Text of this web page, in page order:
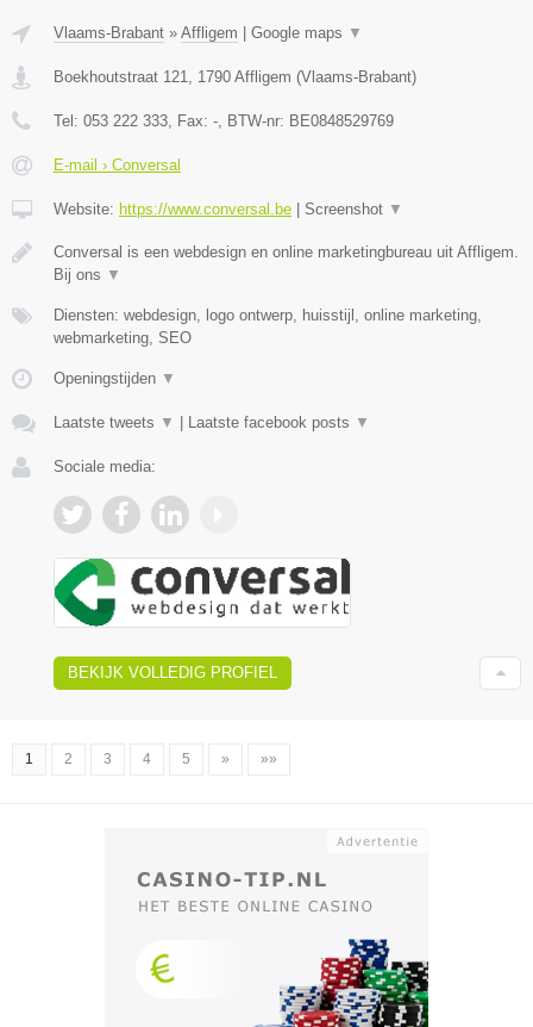
Vlaams-Brabant » Affligem Google maps ▼
Boekhoutstraat 121 1790 Affligem (Vlaams-Brabant)
Tel: 053 222 333 , Fax: - , BTW-nr: BE0848529769
E-mail › Conversal
Website: https://www.conversal.be Screenshot ▼
Conversal is een webdesign en online marketingbureau uit Affligem.
Bij ons ▼
Diensten: webdesign, logo ontwerp, huisstijl, online marketing,
webmarketing, SEO
Openingstijden ▼
Laatste tweets ▼ Laatste facebook posts ▼
Sociale media:
BEKIJK VOLLEDIG PROFIEL
1 2 3 4 5 » »»